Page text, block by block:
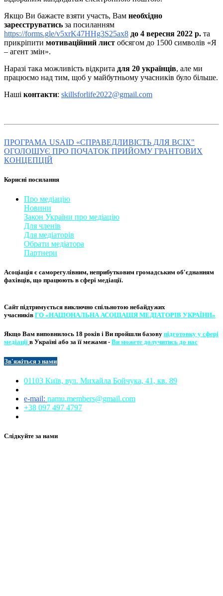
Якщо Ви бажаєте взяти участь, Вам необхідно
зареєструватись за посиланням
https://forms.gle/v5xrK47HHg3S25ax8 до 4 вересня 2022 р. та
прикріпити мотиваційний лист обсягом до 1500 символів «Я
– агент змін».
Наразі така можливість відкрита для 20 українців, але ми
працюємо над тим, щоб у майбутньому учасників було більше.
Наші контакти: skillsforlife2022@gmail.com
ПРОГРАМА USAID «СПРАВЕДЛИВІСТЬ ДЛЯ ВСІХ"
ОГОЛОШУЄ ПРО ПОЧАТОК ПРИЙОМУ ГРАНТОВИХ
КОНЦЕПЦІЙ
Корисні посилання
Про медіацію
Новини
Закон України про медіаці​ю
Для членів
Для медіаторів
Обрати медіатора
Партнери
Асоціація є саморегулівним, неприбутковим громадським об'єднанням
фахівців, що працюють в сфері медіації. ​
Сайт підтримується виключно спільнотою небайдужих
учасників ГО «НАЦІОНАЛЬНА АСОЦІ​АЦІЯ МЕ​​ДІАТОРІВ УКРА​ЇНИ»
Якщо Вам виповнилось 18 років і Ви пройшли базову підготовку у сфері
медіації в Україні або за її межами - Ви можете долучитись до нас
Зв'яжіться з нами​​
01103 Київ, вул. Михайла Бойчука, 41, кв. 89​
e-mail: namu.members@gmail.com​
+38 097 497 4797
Слідкуйте за нами